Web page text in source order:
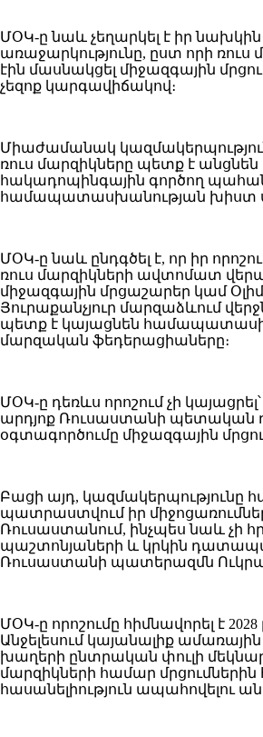
ՄՕԿ-ը նաև չեղարկել է իր նախկին
առաջարկությունը, ըստ որի ռուս
էին մասնակցել միջազգային
չեզոք կարգավիճակով։
Միաժամանակ
ռուս մարզիկները պետք է անցնեն
հակադոպինգային գործող
համապատասխանության խիստ
ՄՕԿ-ը նաև ընդգծել է, որ իր
ռուս մարզիկների ավտոմատ
միջազգային մրցաշարեր կամ
Յուրաքանչյուր մարզաձևում
պետք է կայացնեն
մարզական ֆեդերացիաները։
ՄՕԿ-ը դեռևս որոշում չի կայացրել՝
արդյոք Ռուսաստանի պետական
օգտագործումը միջազգային
Բացի այդ, կազմակերպությունը
պատրաստվում իր
Ռուսաստանում, ինչպես նաև չի
պաշտոնյաների և կրկին
Ռուսաստանի պատերազմն
ՄՕԿ-ը որոշումը հիմնավորել է
Անջելեսում կայանալիք
խաղերի ընտրական փուլի
մարզիկների համար
հասանելիություն ապահովելու